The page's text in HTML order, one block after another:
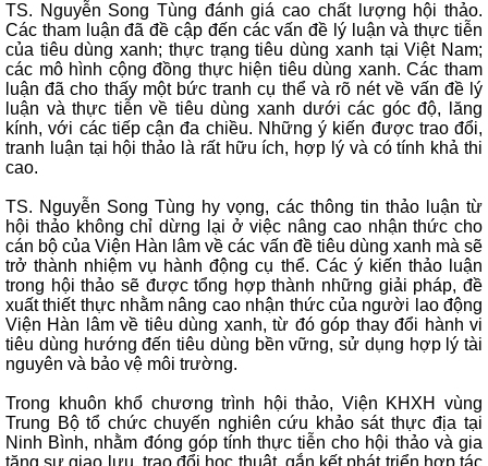
TS. Nguyễn Song Tùng đánh giá cao chất lượng hội thảo.
Các tham luận đã đề cập đến các vấn đề lý luận và thực tiễn
của tiêu dùng xanh; thực trạng tiêu dùng xanh tại Việt Nam;
các mô hình cộng đồng thực hiện tiêu dùng xanh. Các tham
luận đã cho thấy một bức tranh cụ thể và rõ nét về vấn đề lý
luận và thực tiễn về tiêu dùng xanh dưới các góc độ, lăng
kính, với các tiếp cận đa chiều. Những ý kiến được trao đổi,
tranh luận tại hội thảo là rất hữu ích, hợp lý và có tính khả thi
cao.
TS. Nguyễn Song Tùng hy vọng, các thông tin thảo luận từ
hội thảo không chỉ dừng lại ở việc nâng cao nhận thức cho
cán bộ của Viện Hàn lâm về các vấn đề tiêu dùng xanh mà sẽ
trở thành nhiệm vụ hành động cụ thể. Các ý kiến thảo luận
trong hội thảo sẽ được tổng hợp thành những giải pháp, đề
xuất thiết thực nhằm nâng cao nhận thức của người lao động
Viện Hàn lâm về tiêu dùng xanh, từ đó góp thay đổi hành vi
tiêu dùng hướng đến tiêu dùng bền vững, sử dụng hợp lý tài
nguyên và bảo vệ môi trường.
Trong khuôn khổ chương trình hội thảo, Viện KHXH vùng
Trung Bộ tổ chức chuyến nghiên cứu khảo sát thực địa tại
Ninh Bình, nhằm đóng góp tính thực tiễn cho hội thảo và gia
tăng sự giao lưu, trao đổi học thuật, gắn kết phát triển hợp tác